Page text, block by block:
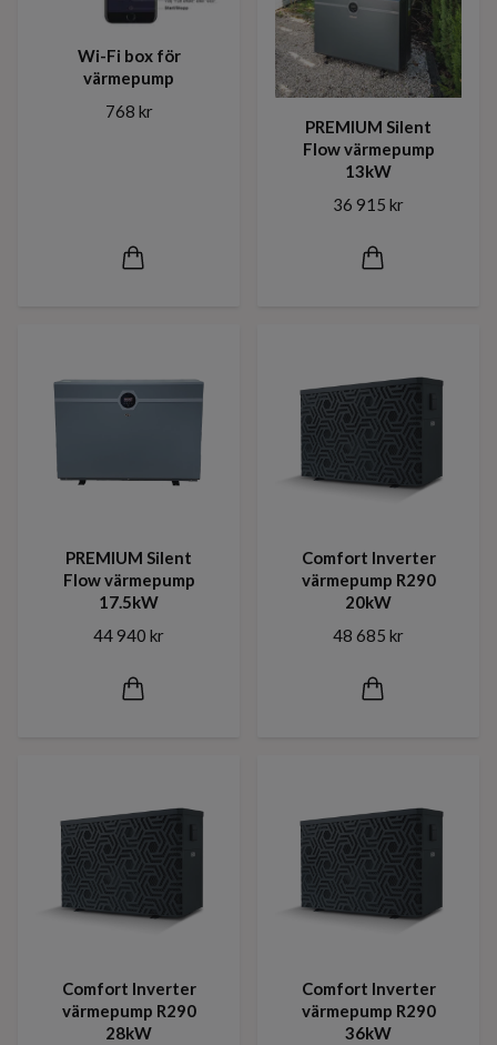
Wi-Fi box för
värmepump
768 kr
PREMIUM Silent
Flow värmepump
13kW
36 915 kr
PREMIUM Silent
Flow värmepump
17.5kW
44 940 kr
Comfort Inverter
värmepump R290
20kW
48 685 kr
Comfort Inverter
värmepump R290
28kW
Comfort Inverter
värmepump R290
36kW